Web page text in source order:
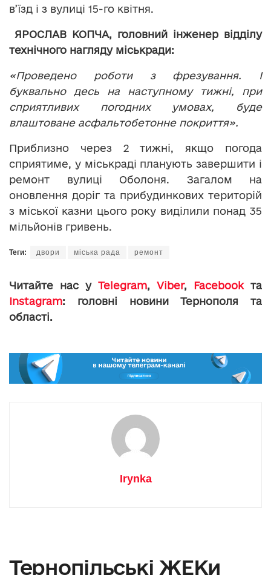
в’їзд і з вулиці 15-го квітня.
ЯРОСЛАВ КОПЧА, головний інженер відділу
технічного нагляду міськради:
«Проведено роботи з фрезування. І
буквально десь на наступному тижні, при
сприятливих погодних умовах, буде
влаштоване асфальтобетонне покриття».
Приблизно через 2 тижні, якщо погода
сприятиме, у міськраді планують завершити і
ремонт вулиці Оболоня. Загалом на
оновлення доріг та прибудинкових територій
з міської казни цього року виділили понад 35
мільйонів гривень.
Теги: двори міська рада ремонт
Читайте нас у Telegram, Viber, Facebookта
Instagram: головні новини Тернополя та
області.
Irynka
Тернопільські ЖЕКи